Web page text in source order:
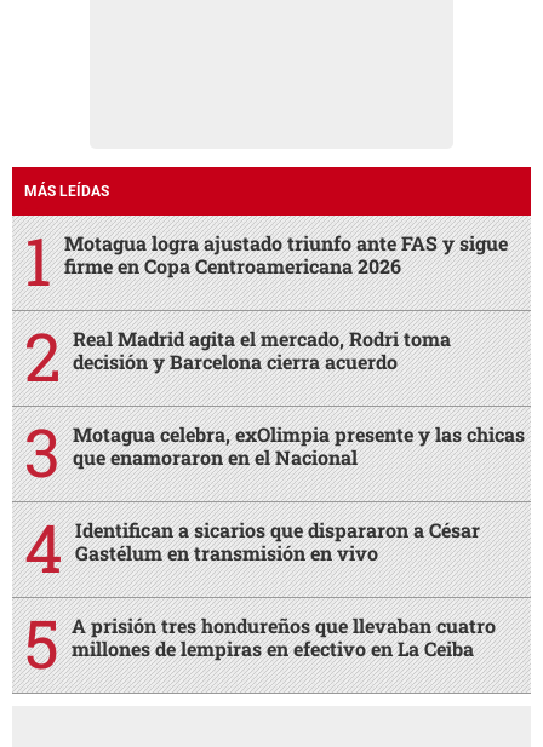
MÁS LEÍDAS
Motagua logra ajustado triunfo ante FAS y sigue
firme en Copa Centroamericana 2026
Real Madrid agita el mercado, Rodri toma
decisión y Barcelona cierra acuerdo
Motagua celebra, exOlimpia presente y las chicas
que enamoraron en el Nacional
Identifican a sicarios que dispararon a César
Gastélum en transmisión en vivo
A prisión tres hondureños que llevaban cuatro
millones de lempiras en efectivo en La Ceiba